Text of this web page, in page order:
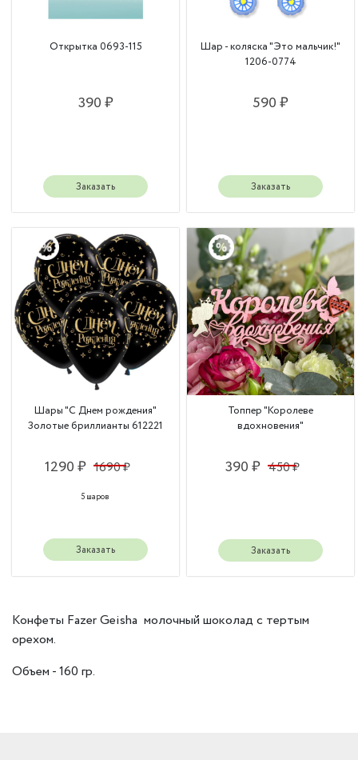
Открытка 0693-115
390 ₽
Заказать
Шар - коляска "Это мальчик!"
1206-0774
590 ₽
Заказать
Шары "С Днем рождения"
Золотые бриллианты 612221
1290 ₽ 1690 ₽
5 шаров
Заказать
Топпер "Королеве
вдохновения"
390 ₽ 450 ₽
Заказать
Конфеты Fazer Geisha молочный шоколад с тертым
орехом.
Объем - 160 гр.